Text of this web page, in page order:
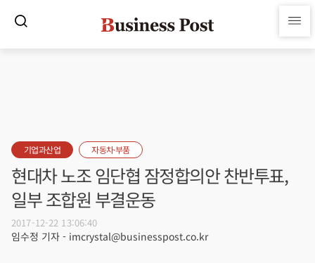
기업과산업 자동차·부품
현대차 노조 임단협 잠정합의안 찬반투표,
일부 조합원 부결운동
2017-12-22 13:06:40
임수정 기자 - imcrystal@businesspost.co.kr